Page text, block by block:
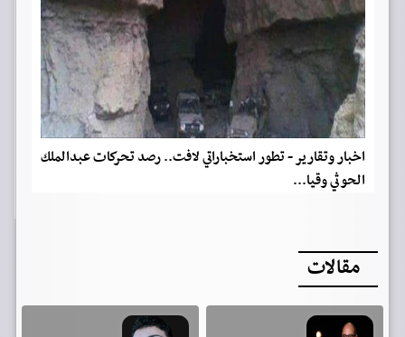
اخبار وتقارير - تطور استخباراتي لافت.. رصد تحركات عبدالملك
الحوثي وقيا...
مقالات